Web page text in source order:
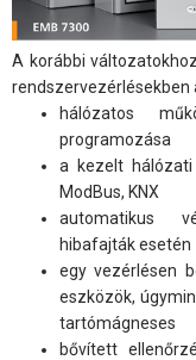
A korábbi
rendszervezérlésekben
hálózatos
programozása
a kezelt hálózati
ModBus, KNX
automatikus
hibafajták esetén
egy vezérlésen
eszközök,
tartómágneses
bővített